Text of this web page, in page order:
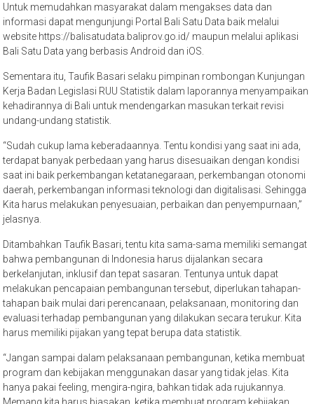
Untuk memudahkan masyarakat dalam mengakses data dan
informasi dapat mengunjungi Portal Bali Satu Data baik melalui
website https://balisatudata.baliprov.go.id/ maupun melalui aplikasi
Bali Satu Data yang berbasis Android dan iOS.
Sementara itu, Taufik Basari selaku pimpinan rombongan Kunjungan
Kerja Badan Legislasi RUU Statistik dalam laporannya menyampaikan
kehadirannya di Bali untuk mendengarkan masukan terkait revisi
undang-undang statistik.
“Sudah cukup lama keberadaannya. Tentu kondisi yang saat ini ada,
terdapat banyak perbedaan yang harus disesuaikan dengan kondisi
saat ini baik perkembangan ketatanegaraan, perkembangan otonomi
daerah, perkembangan informasi teknologi dan digitalisasi. Sehingga
Kita harus melakukan penyesuaian, perbaikan dan penyempurnaan,”
jelasnya.
Ditambahkan Taufik Basari, tentu kita sama-sama memiliki semangat
bahwa pembangunan di Indonesia harus dijalankan secara
berkelanjutan, inklusif dan tepat sasaran. Tentunya untuk dapat
melakukan pencapaian pembangunan tersebut, diperlukan tahapan-
tahapan baik mulai dari perencanaan, pelaksanaan, monitoring dan
evaluasi terhadap pembangunan yang dilakukan secara terukur. Kita
harus memiliki pijakan yang tepat berupa data statistik.
“Jangan sampai dalam pelaksanaan pembangunan, ketika membuat
program dan kebijakan menggunakan dasar yang tidak jelas. Kita
hanya pakai feeling, mengira-ngira, bahkan tidak ada rujukannya.